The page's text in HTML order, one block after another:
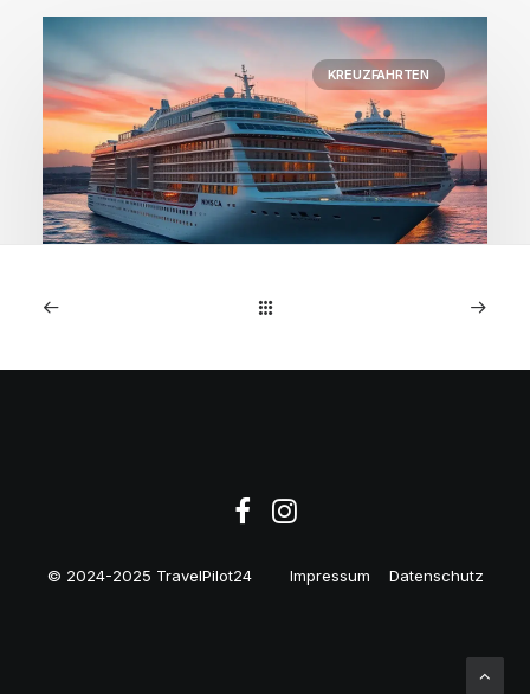
KREUZFAHRTEN
1. Januar 2026
© 2024-2025 TravelPilot24 Impressum Datenschutz